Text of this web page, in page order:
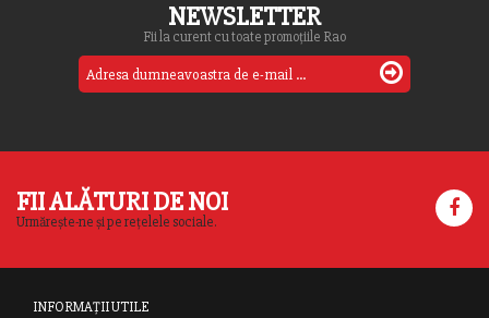
NEWSLETTER
Fii la curent cu toate promoțiile Rao
FII ALĂTURI DE NOI
Urmărește-ne și pe rețelele sociale.
INFORMAȚII UTILE